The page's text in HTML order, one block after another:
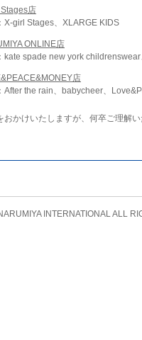
店
X-girl Stages、XLARGE KIDS
ONLINE店
kate spade new york
店
After the rain、babycheer、
おかけいたしますが、何卒ご理解